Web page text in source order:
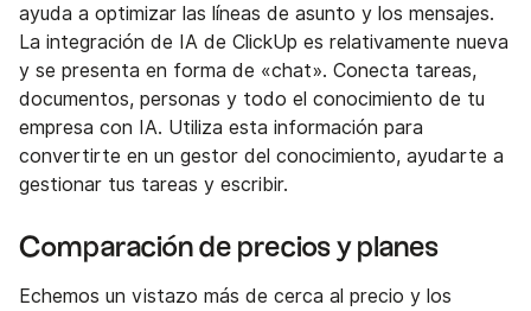
ayuda a optimizar las líneas de asunto y los mensajes.
La integración de IA de ClickUp es relativamente nueva
y se presenta en forma de «chat». Conecta tareas,
documentos, personas y todo el conocimiento de tu
empresa con IA. Utiliza esta información para
convertirte en un gestor del conocimiento, ayudarte a
gestionar tus tareas y escribir.
Comparación de precios y planes
Echemos un vistazo más de cerca al precio y los